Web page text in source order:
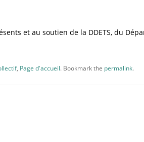
et au soutien de la DDETS, du
, Page d'accueil. Bookmark the permalink.